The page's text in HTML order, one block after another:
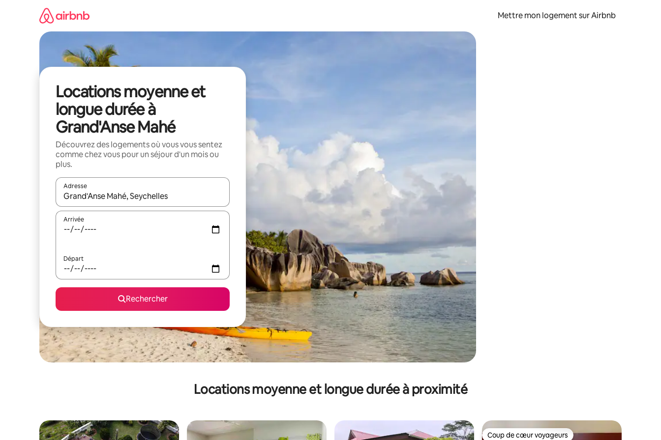
Mettre mon logement sur Airbnb
Locations moyenne et
longue durée à
Grand'Anse Mahé
Découvrez des logements où vous vous sentez
comme chez vous pour un séjour d'un mois ou
plus.
Adresse
Lorsque les résultats s'affichent, utilisez les flèches vers le haut et vers le bas pour les parcourir ou en appuyant et en faisant glisser.
Arrivée
Départ
Rechercher
Locations moyenne et longue durée à proximité
Coup de cœur voyageurs